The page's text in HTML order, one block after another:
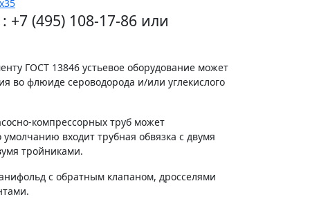
(495) 108-17-86 или
ГОСТ 13846 устьевое оборудование может
во флюиде сероводорода и/или углекислого
компрессорных труб может
входит трубная обвязка с двумя
тройниками.
с обратным клапаном, дросселями